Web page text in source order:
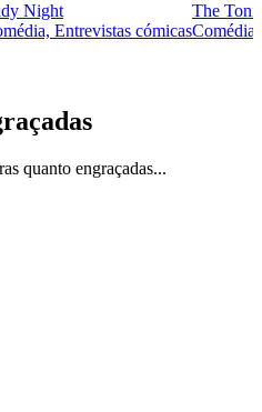
Night
Entrevistas cómicas
The
quanto engraçadas...